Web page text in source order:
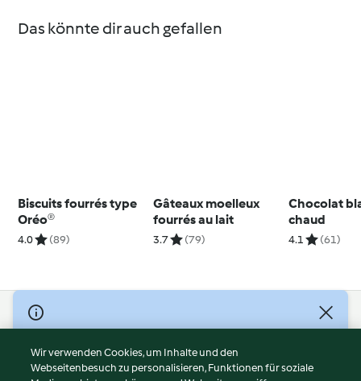
Das könnte dir auch gefallen
Biscuits fourrés type
Oréo®
4.0 (89)
Gâteaux moelleux
fourrés au lait
3.7 (79)
Chocolat
chaud
4.1 (61)
© Copyright 2026
Nutzungsbedingungen
Datenschutzrichtlinien
Wir verwenden Cookies, um Inhalte und den
Webseitenbesuch zu personalisieren, Funktionen für soziale